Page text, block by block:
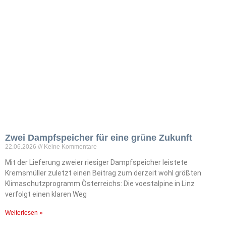
Zwei Dampfspeicher für eine grüne Zukunft
22.06.2026 Keine Kommentare
Mit der Lieferung zweier riesiger Dampfspeicher leistete
Kremsmüller zuletzt einen Beitrag zum derzeit wohl größten
Klimaschutzprogramm Österreichs: Die voestalpine in Linz
verfolgt einen klaren Weg
Weiterlesen »